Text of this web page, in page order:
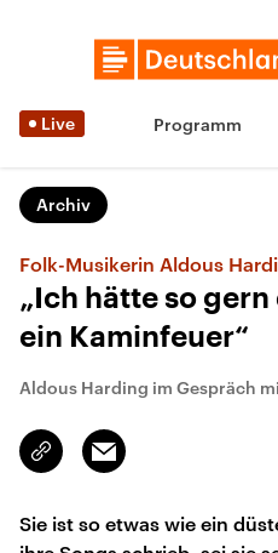
Live Programm
Archiv
Folk-Musikerin Aldous
„Ich hätte so
ein Kaminfeuer“
Aldous Harding im Gespräch
Link
kopieren/teilen
Email
Sie ist so etwas wie ein